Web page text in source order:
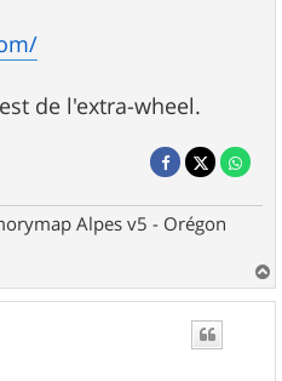
de l'extra-wheel.
Alpes v5 - Orégon
a
u